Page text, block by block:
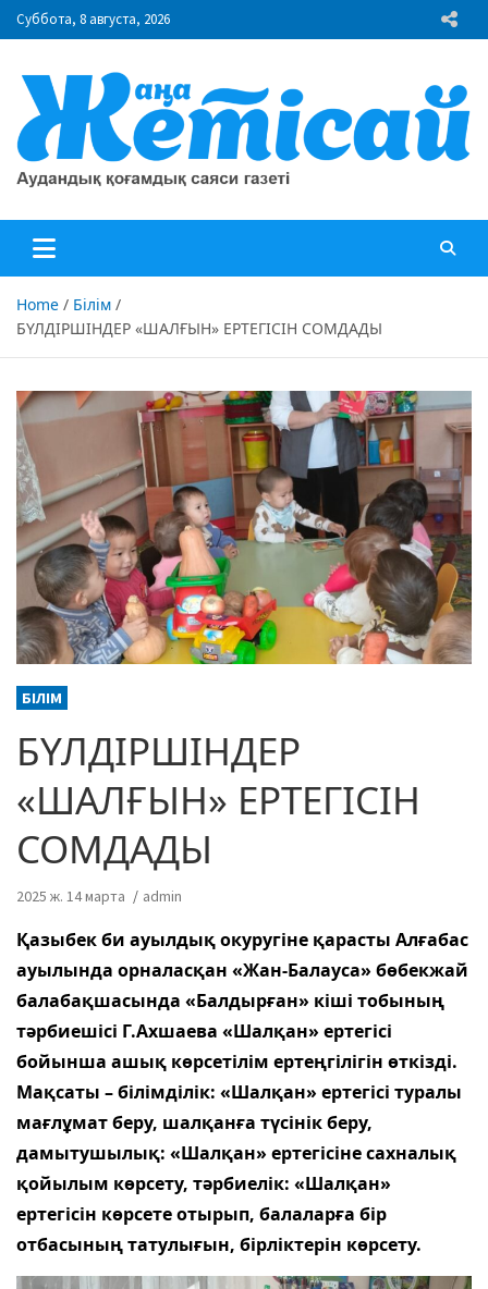
Skip
to
Суббота, 8 августа, 2026
"Жаңа Жетісай" газеті
Home
Білім
БҮЛДІРШІНДЕР «ШАЛҒЫН» ЕРТЕГІСІН СОМДАДЫ
БІЛІМ
БҮЛДІРШІНДЕР
«ШАЛҒЫН» ЕРТЕГІСІН
СОМДАДЫ
2025 ж. 14 марта admin
Қазыбек би ауылдық окуругіне қарасты Алғабас
ауылында орналасқан «Жан-Балауса» бөбекжай
балабақшасында «Балдырған» кіші тобының
тәрбиешісі Г.Ахшаева «Шалқан» ертегісі
бойынша ашық көрсетілім ертеңгілігін өткізді.
Мақсаты – білімділік: «Шалқан» ертегісі туралы
мағлұмат беру, шалқанға түсінік беру,
дамытушылық: «Шалқан» ертегісіне сахналық
қойылым көрсету, тәрбиелік: «Шалқан»
ертегісін көрсете отырып, балаларға бір
отбасының татулығын, бірліктерін көрсету.